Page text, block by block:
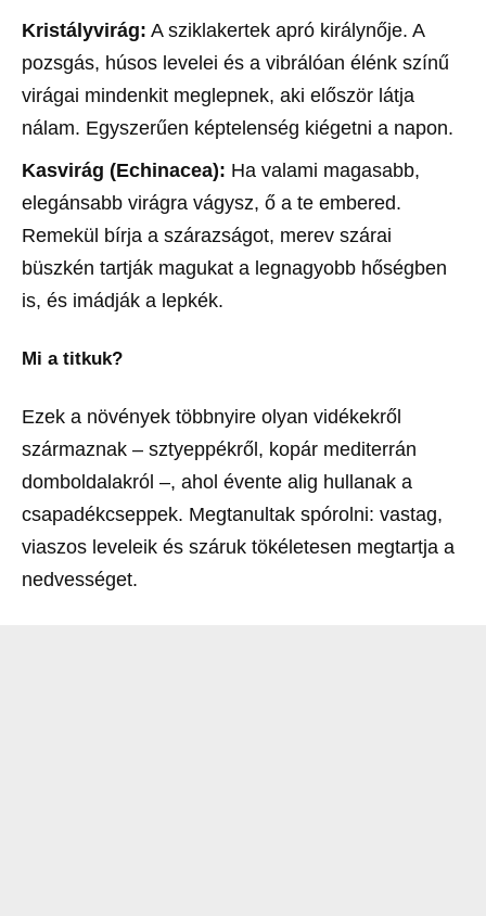
Kristályvirág: A sziklakertek apró királynője. A
pozsgás, húsos levelei és a vibrálóan élénk színű
virágai mindenkit meglepnek, aki először látja
nálam. Egyszerűen képtelenség kiégetni a napon.
Kasvirág (Echinacea): Ha valami magasabb,
elegánsabb virágra vágysz, ő a te embered.
Remekül bírja a szárazságot, merev szárai
büszkén tartják magukat a legnagyobb hőségben
is, és imádják a lepkék.
Mi a titkuk?
Ezek a növények többnyire olyan vidékekről
származnak – sztyeppékről, kopár mediterrán
domboldalakról –, ahol évente alig hullanak a
csapadékcseppek. Megtanultak spórolni: vastag,
viaszos leveleik és száruk tökéletesen megtartja a
nedvességet.